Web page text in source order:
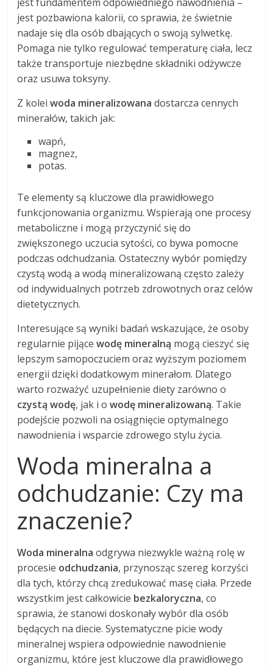
jest pozbawiona kalorii, co sprawia, że świetnie
nadaje się dla osób dbających o swoją sylwetkę.
Pomaga nie tylko regulować temperaturę ciała, lecz
także transportuje niezbędne składniki odżywcze
oraz usuwa toksyny.
Z koleiwoda mineralizowana dostarcza cennych
minerałów, takich jak:
wapń,
magnez,
potas.
Te elementy są kluczowe dla prawidłowego
funkcjonowania organizmu. Wspierają one procesy
metaboliczne i mogą przyczynić się do
zwiększonego uczucia sytości, co bywa pomocne
podczas odchudzania. Ostateczny wybór pomiędzy
czystą wodą a wodą mineralizowaną często zależy
od indywidualnych potrzeb zdrowotnych oraz celów
dietetycznych.
Interesujące są wyniki badań wskazujące, że osoby
regularnie pijącewodę mineralną mogą cieszyć się
lepszym samopoczuciem oraz wyższym poziomem
energii dzięki dodatkowym minerałom. Dlatego
warto rozważyć uzupełnienie diety zarówno o
czystą wodę, jak i o wodę mineralizowaną. Takie
podejście pozwoli na osiągnięcie optymalnego
nawodnienia i wsparcie zdrowego stylu życia.
Woda mineralna a
odchudzanie: Czy ma
znaczenie?
Woda mineralna odgrywa niezwykle ważną rolę w
procesie odchudzania, przynosząc szereg korzyści
dla tych, którzy chcą zredukować masę ciała. Przede
wszystkim jest całkowicie bezkaloryczna, co
sprawia, że stanowi doskonały wybór dla osób
będących na diecie. Systematyczne picie wody
mineralnej wspiera odpowiednie nawodnienie
organizmu, które jest kluczowe dla prawidłowego